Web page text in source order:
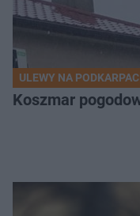
ULEWY NA
Koszmar